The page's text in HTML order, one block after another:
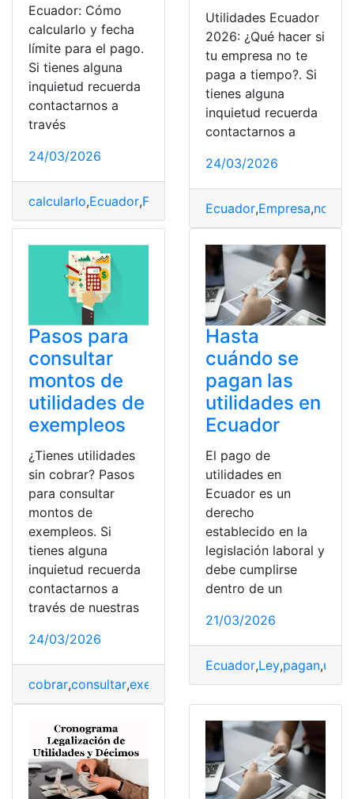
Ecuador: Cómo
calcularlo y fecha
límite para el pago.
Si tienes alguna
inquietud recuerda
contactarnos a
través
24/03/2026
calcularlo,Ecuador,Fecha pago, utilidades
Utilidades Ecuador
2026: ¿Qué hacer si
tu empresa no te
paga a tiempo?. Si
tienes alguna
inquietud recuerda
contactarnos a
24/03/2026
Ecuador,Empresa,no
Pasos para
consultar
montos de
utilidades de
exempleos
¿Tienes utilidades
sin cobrar? Pasos
para consultar
montos de
exempleos. Si
tienes alguna
inquietud recuerda
contactarnos a
través de nuestras
24/03/2026
cobrar,consultar,exempleos,montos,utilidades
Hasta
cuándo se
pagan las
utilidades en
Ecuador
El pago de
utilidades en
Ecuador es un
derecho
establecido en la
legislación laboral y
debe cumplirse
dentro de un
21/03/2026
Ecuador,Ley,pagan,